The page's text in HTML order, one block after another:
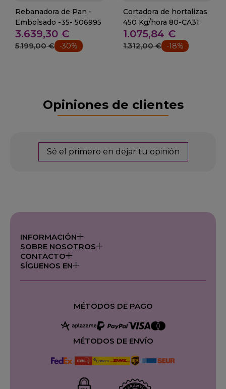
Rebanadora de Pan -
Embolsado -35- 506995
3.639,30 €
5.199,00 € -30%
Cortadora de hortalizas
450 Kg/hora 80-CA31
1.075,84 €
1.312,00 € -18%
Opiniones de clientes
Sé el primero en dejar tu opinión
INFORMACIÓN
SOBRE NOSOTROS
CONTACTO
SÍGUENOS EN
MÉTODOS DE PAGO
MÉTODOS DE ENVÍO